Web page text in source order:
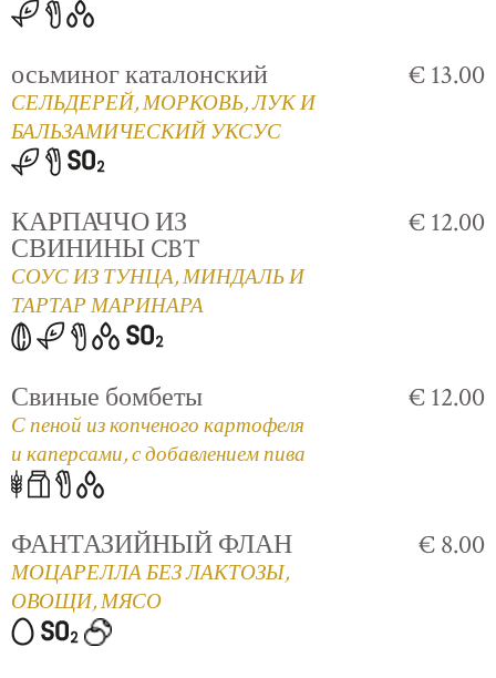
осьминог каталонский
СЕЛЬДЕРЕЙ, МОРКОВЬ, ЛУК И
БАЛЬЗАМИЧЕСКИЙ УКСУС
€ 13.00
КАРПАЧЧО ИЗ
СВИНИНЫ CBT
СОУС ИЗ ТУНЦА, МИНДАЛЬ И
ТАРТАР МАРИНАРА
€ 12.00
Свиные бомбеты
С пеной из копченого картофеля
и каперсами, с добавлением пива
€ 12.00
ФАНТАЗИЙНЫЙ ФЛАН
МОЦАРЕЛЛА БЕЗ ЛАКТОЗЫ,
ОВОЩИ, МЯСО
€ 8.00